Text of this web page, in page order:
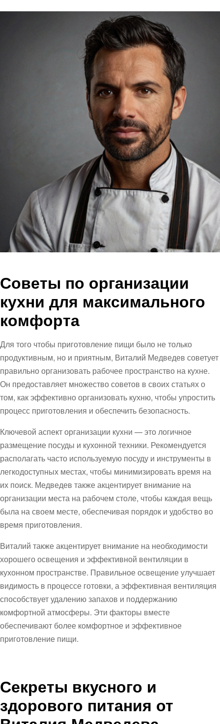
Советы по организации
кухни для максимального
комфорта
Для того чтобы приготовление пищи было не только
продуктивным, но и приятным, Виталий Медведев советует
правильно организовать рабочее пространство на кухне.
Он предоставляет множество советов в своих статьях о
том, как эффективно организовать кухню, чтобы упростить
процесс приготовления и обеспечить безопасность.
Ключевой аспект организации кухни — это логичное
размещение посуды и кухонной техники. Рекомендуется
располагать часто используемую посуду и инструменты в
легкодоступных местах, чтобы минимизировать время на
их поиск. Медведев также акцентирует внимание на
организации места на рабочем столе, чтобы каждая вещь
была на своем месте, обеспечивая порядок и удобство во
время приготовления.
Виталий также акцентирует внимание на необходимости
хорошего освещения и эффективной вентиляции в
кухонном пространстве. Правильное освещение улучшает
видимость в процессе готовки, а эффективная вентиляция
способствует удалению запахов и поддержанию
комфортной атмосферы. Эти факторы вместе
обеспечивают более комфортное и эффективное
приготовление пищи.
Секреты вкусного и
здорового питания от